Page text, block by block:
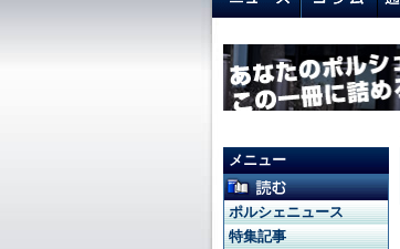
メニュー
ポルシェニュース
特集記事